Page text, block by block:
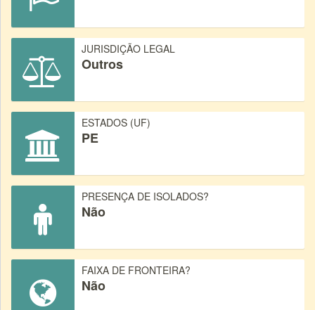
JURISDIÇÃO LEGAL
Outros
ESTADOS (UF)
PE
PRESENÇA DE ISOLADOS?
Não
FAIXA DE FRONTEIRA?
Não